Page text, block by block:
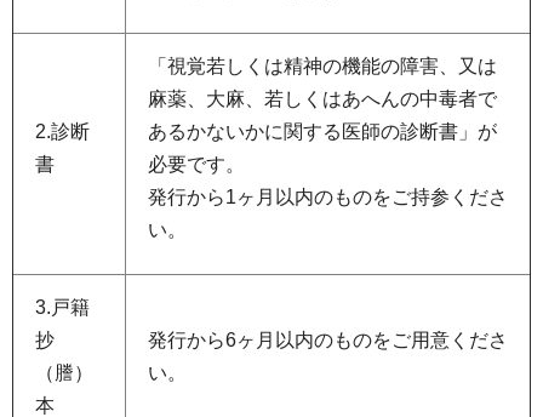
2.診断
書
「視覚若しくは精神の機能の障害、又は
麻薬、大麻、若しくはあへんの中毒者で
あるかないかに関する医師の診断書」が
必要です。
発行から1ヶ月以内のものをご持参くださ
い。
3.戸籍
抄
（謄）
本
発行から6ヶ月以内のものをご用意くださ
い。